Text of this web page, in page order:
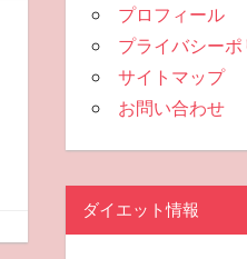
プロフィール
プライバシー
サイトマップ
お問い合わせ
ダイエット情報